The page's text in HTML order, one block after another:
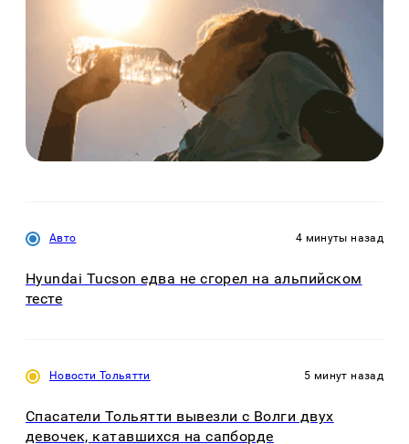
Авто 4 минуты назад
Hyundai Tucson едва не сгорел на альпийском
тесте
Новости Тольятти 5 минут назад
Спасатели Тольятти вывезли с Волги двух
девочек, катавшихся на сапборде